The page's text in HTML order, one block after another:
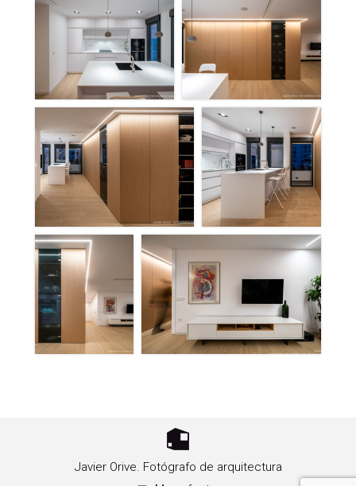
Javier Orive. Fotógrafo de arquitectura